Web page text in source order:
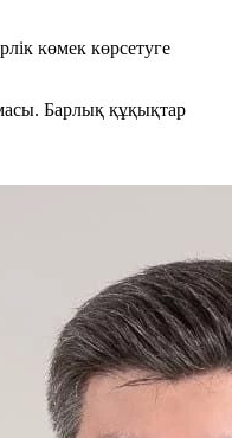
көмек көрсетуге
Барлық құқықтар